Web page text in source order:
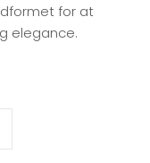
for at
elegance.